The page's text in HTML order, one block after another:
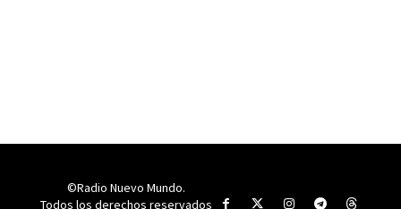
©Radio Nuevo Mundo.
Todos los derechos reservados